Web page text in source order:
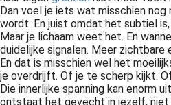
Dan voel je iets wat misschien
wordt. En juist omdat het subtiel
Maar je lichaam weet het. En
duidelijke signalen. Meer
En dat is misschien wel het
je overdrijft. Of je te scherp kijkt.
Die innerlijke spanning kan
ontstaat het gevecht in jezelf, niet